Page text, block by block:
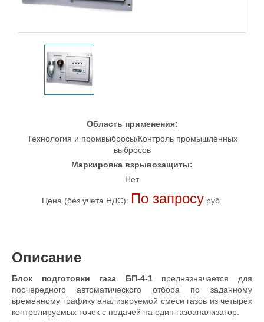
Область применения:
Технология и промвыбросы/Контроль промышленных
выбросов
Маркировка взрывозащиты:
Нет
Цена (без учета НДС): По запросу руб.
Описание
Блок подготовки газа БП-4-1предназначается для
поочередного автоматического отбора по заданному
временному графику анализируемой смеси газов из четырех
контролируемых точек с подачей на один газоанализатор.